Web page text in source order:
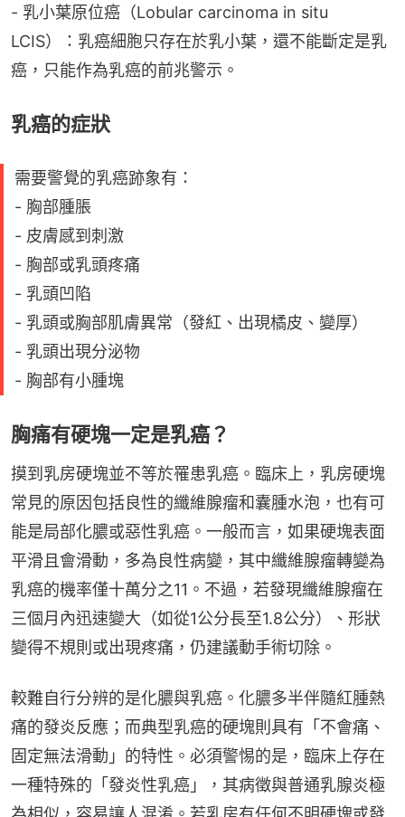
- 乳小葉原位癌（Lobular carcinoma in situ
LCIS）：乳癌細胞只存在於乳小葉，還不能斷定是乳
癌，只能作為乳癌的前兆警示。
乳癌的症狀
需要警覺的乳癌跡象有：
- 胸部腫脹
- 皮膚感到刺激
- 胸部或乳頭疼痛
- 乳頭凹陷
- 乳頭或胸部肌膚異常（發紅、出現橘皮、變厚）
- 乳頭出現分泌物
- 胸部有小腫塊
胸痛有硬塊一定是乳癌？
摸到乳房硬塊並不等於罹患乳癌。臨床上，乳房硬塊
常見的原因包括良性的纖維腺瘤和囊腫水泡，也有可
能是局部化膿或惡性乳癌。一般而言，如果硬塊表面
平滑且會滑動，多為良性病變，其中纖維腺瘤轉變為
乳癌的機率僅十萬分之11。不過，若發現纖維腺瘤在
三個月內迅速變大（如從1公分長至1.8公分）、形狀
變得不規則或出現疼痛，仍建議動手術切除。
較難自行分辨的是化膿與乳癌。化膿多半伴隨紅腫熱
痛的發炎反應；而典型乳癌的硬塊則具有「不會痛、
固定無法滑動」的特性。必須警惕的是，臨床上存在
一種特殊的「發炎性乳癌」，其病徵與普通乳腺炎極